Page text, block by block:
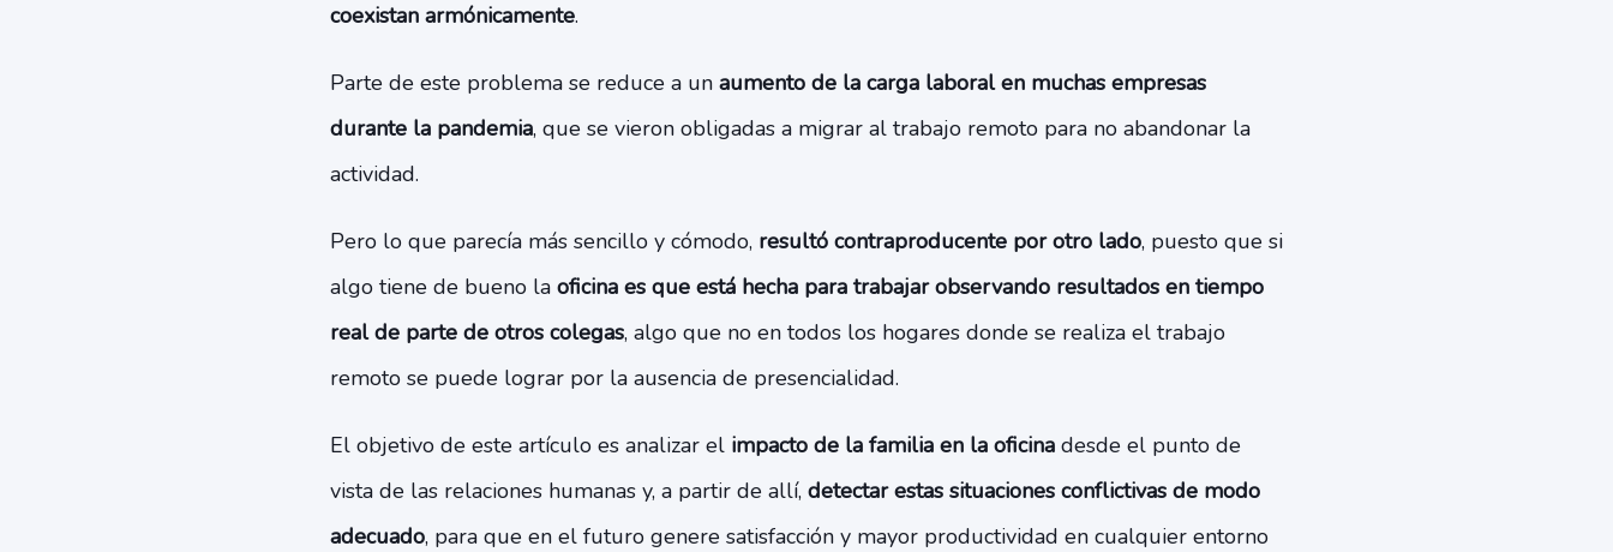
coexistan armónicamente.
Parte de este problema se reduce a un aumento de la carga laboral en muchas empresas
durante la pandemia, que se vieron obligadas a migrar al trabajo remoto para no abandonar la
actividad.
Pero lo que parecía más sencillo y cómodo, resultó contraproducente por otro lado, puesto que si
algo tiene de bueno la oficina es que está hecha para trabajar observando resultados en tiempo
real de parte de otros colegas, algo que no en todos los hogares donde se realiza el trabajo
remoto se puede lograr por la ausencia de presencialidad.
El objetivo de este artículo es analizar el impacto de la familia en la oficinadesde el punto de
vista de las relaciones humanas y, a partir de allí, detectar estas situaciones conflictivas de modo
adecuado, para que en el futuro genere satisfacción y mayor productividad en cualquier entorno